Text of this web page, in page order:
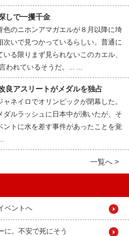
しで一攫千金
色のニホンアマガエルが８月以降に埼
次いで見つかっているらしい。普通に
いる限りまず見られないこのカエル、
われているそうだ。... ...
良アスリートがメダルを独占
ャネイロでオリンピックが閉幕した。
ダルラッシュに日本中が沸いたが、そ
ントに水を差す事件があったことを覚
一覧へ >
ベントへ
に。不安で死にそう